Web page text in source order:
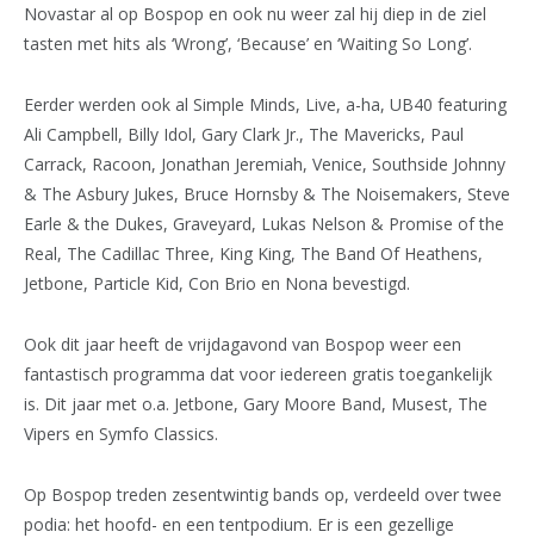
Novastar al op Bospop en ook nu weer zal hij diep in de ziel
tasten met hits als ‘Wrong’, ‘Because’ en ‘Waiting So Long’.
Eerder werden ook al Simple Minds, Live, a-ha, UB40 featuring
Ali Campbell, Billy Idol, Gary Clark Jr., The Mavericks, Paul
Carrack, Racoon, Jonathan Jeremiah, Venice, Southside Johnny
& The Asbury Jukes, Bruce Hornsby & The Noisemakers, Steve
Earle & the Dukes, Graveyard, Lukas Nelson & Promise of the
Real, The Cadillac Three, King King, The Band Of Heathens,
Jetbone, Particle Kid, Con Brio en Nona bevestigd.
Ook dit jaar heeft de vrijdagavond van Bospop weer een
fantastisch programma dat voor iedereen gratis toegankelijk
is. Dit jaar met o.a. Jetbone, Gary Moore Band, Musest, The
Vipers en Symfo Classics.
Op Bospop treden zesentwintig bands op, verdeeld over twee
podia: het hoofd- en een tentpodium. Er is een gezellige